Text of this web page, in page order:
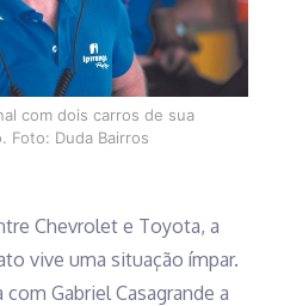
com dois carros de sua
Foto: Duda Bairros
Chevrolet e Toyota, a
vive uma situação ímpar.
Gabriel Casagrande a